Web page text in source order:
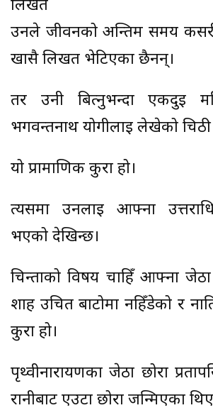
लिखत
उनले जीवनको अन्तिम समय कसरी
खासै लिखत भेटिएका छैनन्।
तर उनी बित्नुभन्दा एकदुई
भगवन्तनाथ योगीलाई लेखेको
यो प्रामाणिक कुरा हो।
त्यसमा उनलाई आफ्ना
भएको देखिन्छ।
चिन्ताको विषय चाहिँ आफ्ना जेठा
शाह उचित बाटोमा नहिँडेको र
कुरा हो।
पृथ्वीनारायणका जेठा छोरा
रानीबाट एउटा छोरा जन्मिएका